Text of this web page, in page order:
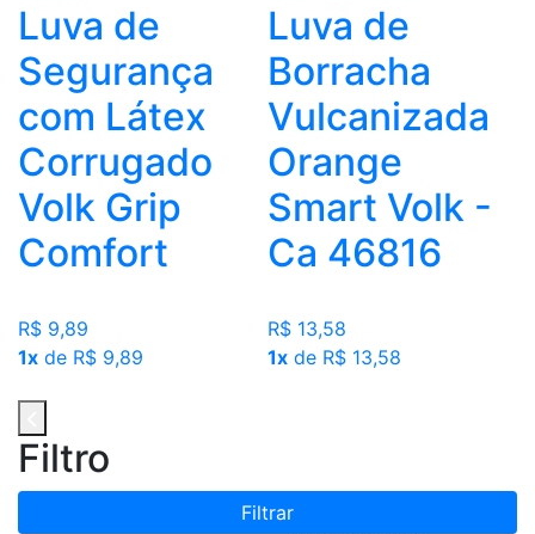
Luva de
Segurança
com Látex
Corrugado
Volk Grip
Comfort
R$ 9,89
1x de R$ 9,89
Luva de
Borracha
Vulcanizada
Orange
Smart Volk -
Ca 46816
R$ 13,58
1x de R$ 13,58
Filtro
Filtrar